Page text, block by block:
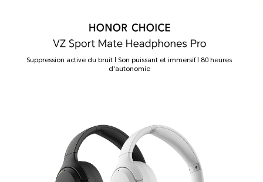
Suppression active du bruit | Son puissant et immersif | 80 heures
d'autonomie